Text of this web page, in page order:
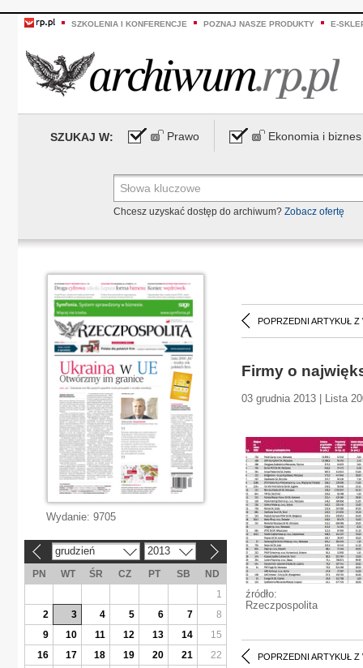
SZKOLENIA I KONFERENCJE POZNAJ NASZE PRODUKTY E-
SZUKAJ W: Prawo Ekonomia i biznes
Chcesz uzyskać dostęp do archiwum? Zobacz ofertę
POPRZEDNI ARTYKUŁ Z
Firmy o
03 grudnia 2013 | Lista
źródło:
Rzeczpospolita
POPRZEDNI ARTYKUŁ Z
Wydanie: 9705
grudzień 2013
PN WT ŚR CZ PT SB
ND
1
2
3 4 5 6 7
8
9
10 11 12 13 14
15
16
17 18 19 20 21
22